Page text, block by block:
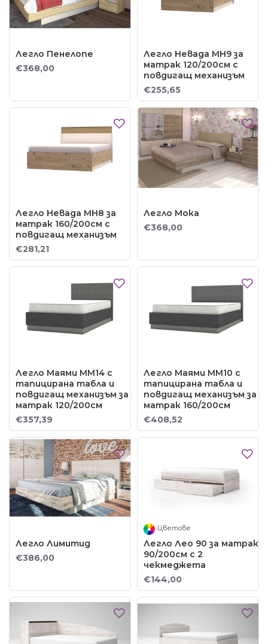
Легло Пенелопе
€368,00
Легло Невада MH9 за
матрак 120/200см с
повдигащ механизъм
€255,65
Легло Невада MH8 за
матрак 160/200см с
повдигащ механизъм
€281,21
Легло Мока
€368,00
Легло Маями ММ14 с
тапицирана табла и
повдигащ механизъм за
матрак 120/200см
€357,39
Легло Маями ММ10 с
тапицирана табла и
повдигащ механизъм за
матрак 160/200см
€408,52
Легло Лимитид
€386,00
Цветове
Легло Лео 90 за матрак
90/200см с 2
чекмеджета
€144,00